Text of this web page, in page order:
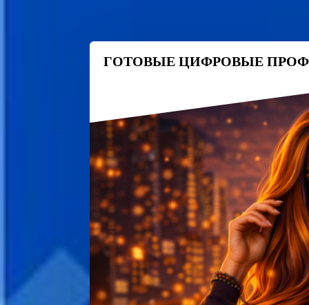
ГОТОВЫЕ ЦИФРОВЫЕ